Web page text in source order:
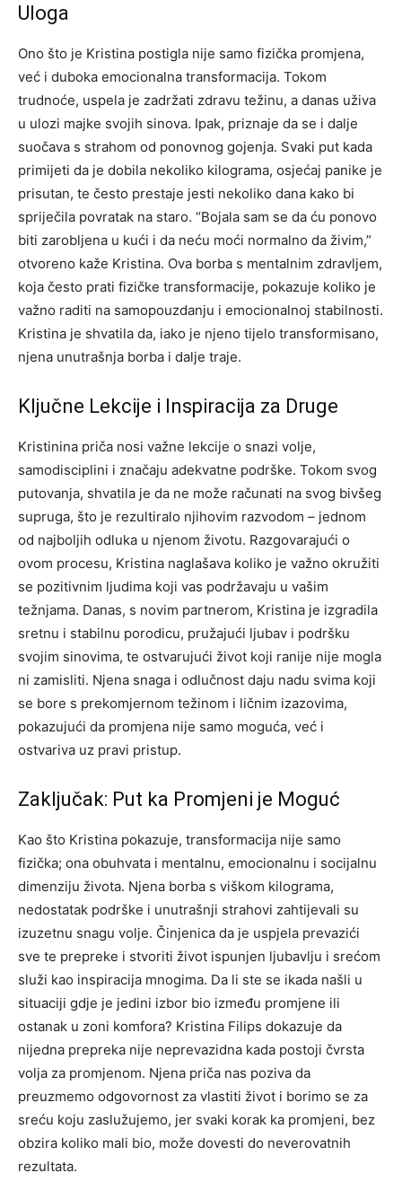
Uloga
Ono što je Kristina postigla nije samo fizička promjena,
već i duboka emocionalna transformacija. Tokom
trudnoće, uspela je zadržati zdravu težinu, a danas uživa
u ulozi majke svojih sinova. Ipak, priznaje da se i dalje
suočava s strahom od ponovnog gojenja. Svaki put kada
primijeti da je dobila nekoliko kilograma, osjećaj panike je
prisutan, te često prestaje jesti nekoliko dana kako bi
spriječila povratak na staro. “Bojala sam se da ću ponovo
biti zarobljena u kući i da neću moći normalno da živim,”
otvoreno kaže Kristina. Ova borba s mentalnim zdravljem,
koja često prati fizičke transformacije, pokazuje koliko je
važno raditi na samopouzdanju i emocionalnoj stabilnosti.
Kristina je shvatila da, iako je njeno tijelo transformisano,
njena unutrašnja borba i dalje traje.
Ključne Lekcije i Inspiracija za Druge
Kristinina priča nosi važne lekcije o snazi volje,
samodisciplini i značaju adekvatne podrške. Tokom svog
putovanja, shvatila je da ne može računati na svog bivšeg
supruga, što je rezultiralo njihovim razvodom – jednom
od najboljih odluka u njenom životu. Razgovarajući o
ovom procesu, Kristina naglašava koliko je važno okružiti
se pozitivnim ljudima koji vas podržavaju u vašim
težnjama. Danas, s novim partnerom, Kristina je izgradila
sretnu i stabilnu porodicu, pružajući ljubav i podršku
svojim sinovima, te ostvarujući život koji ranije nije mogla
ni zamisliti. Njena snaga i odlučnost daju nadu svima koji
se bore s prekomjernom težinom i ličnim izazovima,
pokazujući da promjena nije samo moguća, već i
ostvariva uz pravi pristup.
Zaključak: Put ka Promjeni je Moguć
Kao što Kristina pokazuje, transformacija nije samo
fizička; ona obuhvata i mentalnu, emocionalnu i socijalnu
dimenziju života. Njena borba s viškom kilograma,
nedostatak podrške i unutrašnji strahovi zahtijevali su
izuzetnu snagu volje. Činjenica da je uspjela prevazići
sve te prepreke i stvoriti život ispunjen ljubavlju i srećom
služi kao inspiracija mnogima. Da li ste se ikada našli u
situaciji gdje je jedini izbor bio između promjene ili
ostanak u zoni komfora? Kristina Filips dokazuje da
nijedna prepreka nije neprevazidna kada postoji čvrsta
volja za promjenom. Njena priča nas poziva da
preuzmemo odgovornost za vlastiti život i borimo se za
sreću koju zaslužujemo, jer svaki korak ka promjeni, bez
obzira koliko mali bio, može dovesti do neverovatnih
rezultata.